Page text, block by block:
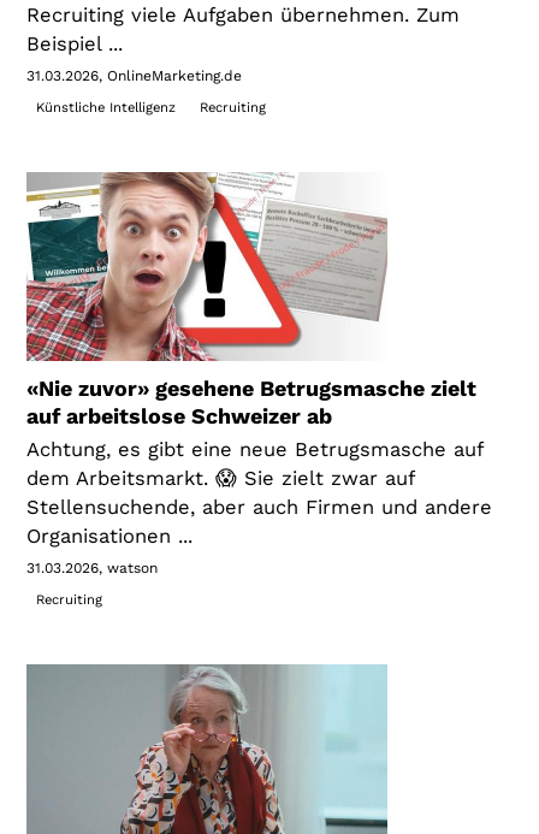
Recruiting viele Aufgaben übernehmen. Zum
Beispiel ...
31.03.2026 OnlineMarketing.de
Künstliche Intelligenz Recruiting
«Nie zuvor» gesehene Betrugsmasche zielt
auf arbeitslose Schweizer ab
Achtung, es gibt eine neue Betrugsmasche auf
dem Arbeitsmarkt. 😱 Sie zielt zwar auf
Stellensuchende, aber auch Firmen und andere
Organisationen ...
31.03.2026 watson
Recruiting